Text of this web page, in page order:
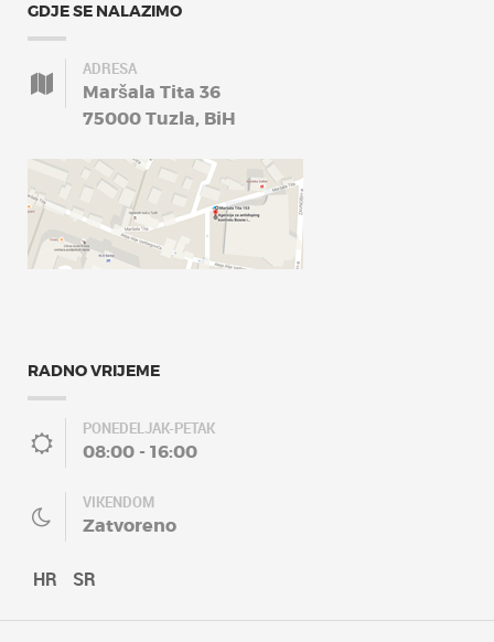
GDJE SE NALAZIMO
ADRESA
Maršala Tita 36
75000 Tuzla, BiH
RADNO VRIJEME
PONEDELJAK-PETAK
08:00 - 16:00
VIKENDOM
Zatvoreno
HR SR